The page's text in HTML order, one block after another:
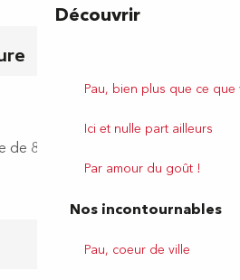
Découvrir
Pau, bien plus que ce
Ici et nulle part ailleurs
Par amour du goût !
Nos incontournables
Pau, coeur de ville
8h30 à 20h du lundi au